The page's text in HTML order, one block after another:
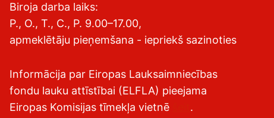
Biroja darba laiks:
P., O., T., C., P. 9.00–17.00,
apmeklētāju pieņemšana - iepriekš sazinoties
Informācija par Eiropas Lauksaimniecības
fondu lauku attīstībai (ELFLA) pieejama
Eiropas Komisijas tīmekļa vietnē
.